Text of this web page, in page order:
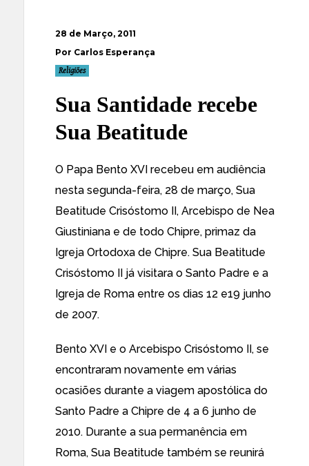
28 de Março, 2011
Por Carlos Esperança
Religiões
Sua Santidade recebe
Sua Beatitude
O Papa Bento XVI recebeu em audiência
nesta segunda-feira, 28 de março, Sua
Beatitude Crisóstomo II, Arcebispo de Nea
Giustiniana e de todo Chipre, primaz da
Igreja Ortodoxa de Chipre. Sua Beatitude
Crisóstomo II já visitara o Santo Padre e a
Igreja de Roma entre os dias 12 e19 junho
de 2007.
Bento XVI e o Arcebispo Crisóstomo II, se
encontraram novamente em várias
ocasiões durante a viagem apostólica do
Santo Padre a Chipre de 4 a 6 junho de
2010. Durante a sua permanência em
Roma, Sua Beatitude também se reunirá